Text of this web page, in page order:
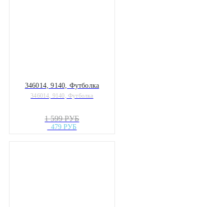
346014, 9140, Футболка
346014, 9140, Футболка
1 599 РУБ
479 РУБ